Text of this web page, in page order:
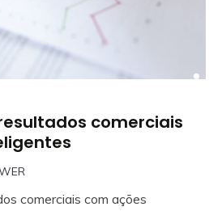
comerciais
comerciais com ações